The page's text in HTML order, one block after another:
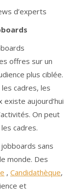
d’experts
offres sur un
plus ciblée.
cadres, les
aujourd’hui
On peut
cadres.
sans
monde. Des
, Candidathèque,
et